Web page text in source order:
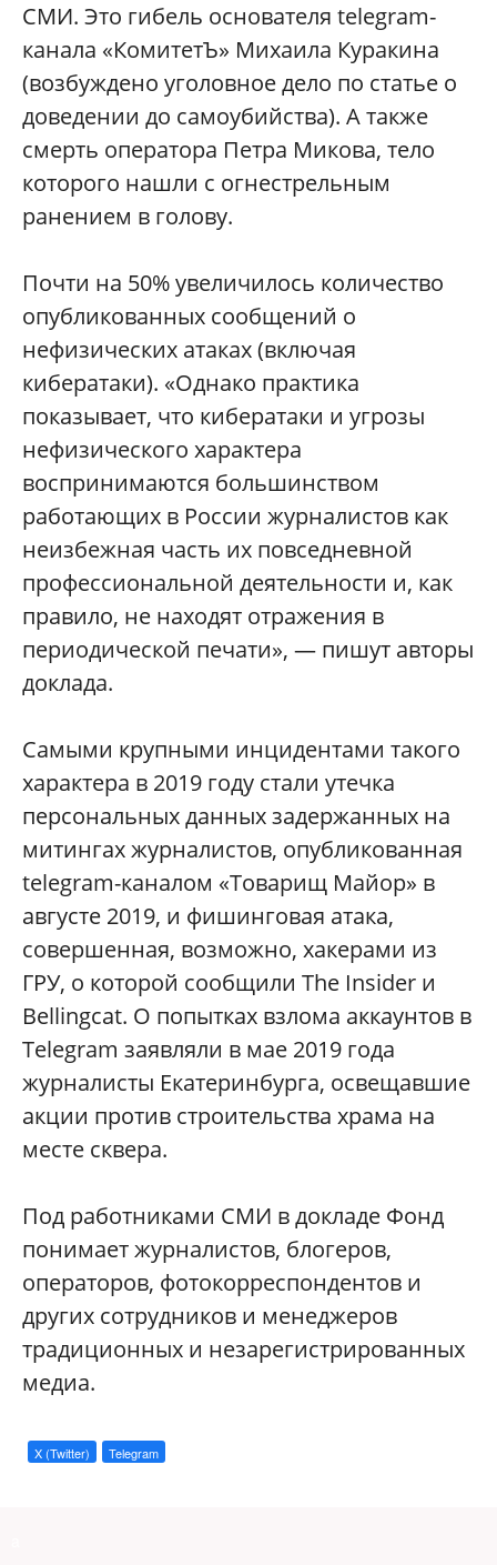
СМИ. Это гибель основателя telegram-
канала «КомитетЪ» Михаила Куракина
(возбуждено уголовное дело по статье о
доведении до самоубийства). А также
смерть оператора Петра Микова, тело
которого нашли с огнестрельным
ранением в голову.
Почти на 50% увеличилось количество
опубликованных сообщений о
нефизических атаках (включая
кибератаки). «Однако практика
показывает, что кибератаки и угрозы
нефизического характера
воспринимаются большинством
работающих в России журналистов как
неизбежная часть их повседневной
профессиональной деятельности и, как
правило, не находят отражения в
периодической печати», — пишут авторы
доклада.
Самыми крупными инцидентами такого
характера в 2019 году стали утечка
персональных данных задержанных на
митингах журналистов, опубликованная
telegram-каналом «Товарищ Майор» в
августе 2019, и фишинговая атака,
совершенная, возможно, хакерами из
ГРУ, о которой сообщили The Insider и
Bellingcat. О попытках взлома аккаунтов в
Telegram заявляли в мае 2019 года
журналисты Екатеринбурга, освещавшие
акции против строительства храма на
месте сквера.
Под работниками СМИ в докладе Фонд
понимает журналистов, блогеров,
операторов, фотокорреспондентов и
других сотрудников и менеджеров
традиционных и незарегистрированных
медиа.
X (Twitter) Telegram